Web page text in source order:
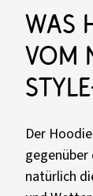
Was
vom
Der
natürlich